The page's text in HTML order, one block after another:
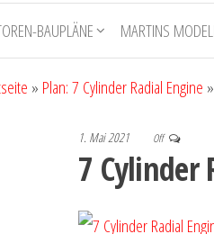
BAUPLÄNE MARTINS
» Plan: 7 Cylinder Radial Engine »
1. Mai 2021 Off
7 Cylinder